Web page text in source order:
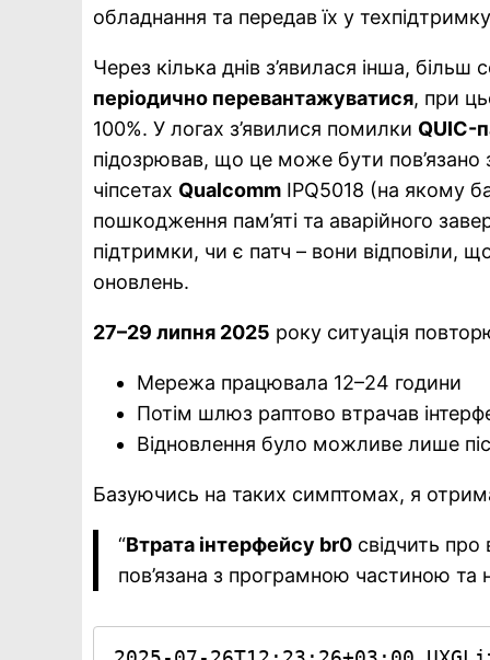
обладнання та передав їх у
Через кілька днів з’явилася інша,
періодично перевантажуватися, при
100%. У логах з’явилися помилки QUIC-
підозрював, що це може бути
чіпсетах Qualcomm IPQ5018 (на якому
пошкодження пам’яті та аварійного
підтримки, чи є патч – вони відповіли,
оновлень.
27–29 липня 2025 року ситуація
Мережа працювала 12–24 години
Потім шлюз раптово втрачав
Відновлення було можливе лише
Базуючись на таких симптомах, я
“Втрата інтерфейсу br0свідчить про
пов’язана з програмною частиною